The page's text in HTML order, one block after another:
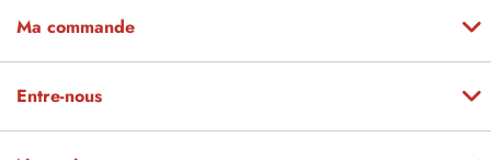
Ma commande
Entre-nous